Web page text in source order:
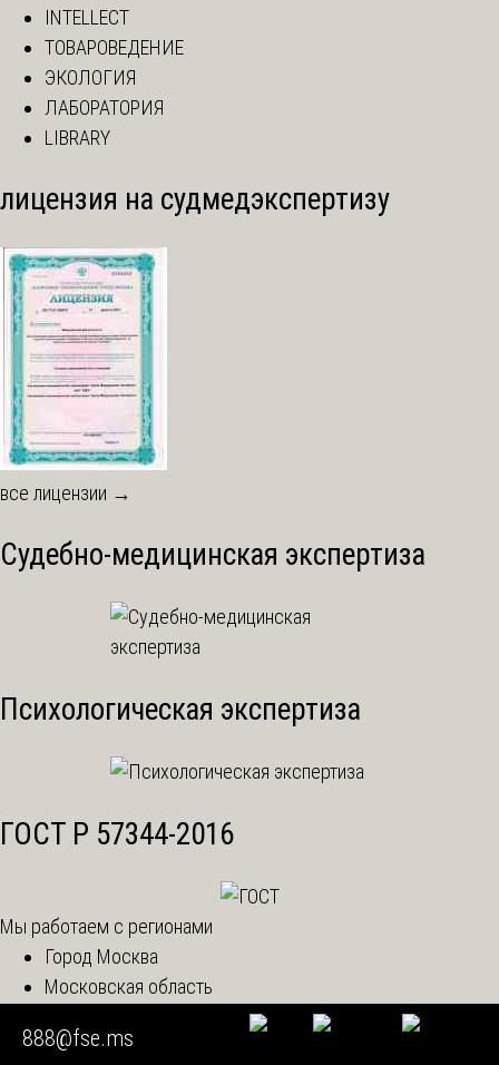
INTELLECT
ТОВАРОВЕДЕНИЕ
ЭКОЛОГИЯ
ЛАБОРАТОРИЯ
LIBRARY
лицензия на судмедэкспертизу
все лицензии →
Судебно-медицинская экспертиза
Психологическая экспертиза
ГОСТ Р 57344-2016
Мы работаем с регионами
Город Москва
Московская область
Северо-Западный
888@fse.ms